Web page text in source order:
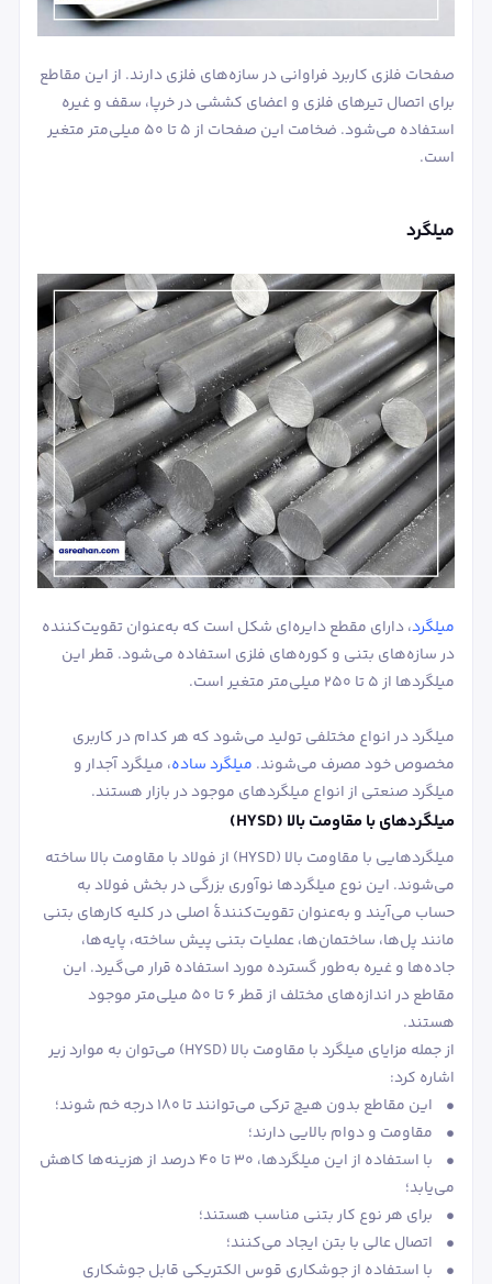
صفحات فلزی کاربرد فراوانی در سازه‌های فلزی دارند. از این مقاطع
برای اتصال تیرهای فلزی و اعضای کششی در خرپا، سقف و غیره
استفاده می‌شود. ضخامت این صفحات از 5 تا 50 میلی‌متر متغیر
است.
میلگرد
میلگرد، دارای مقطع دایره‌ای شکل است که به‌عنوان تقویت‌کننده
در سازه‌های بتنی و کوره‌های فلزی استفاده می‌شود. قطر این
میلگردها از 5 تا 250 میلی‌متر متغیر است.
میلگرد در انواع مختلفی تولید می‌شود که هر کدام در کاربری
مخصوص خود مصرف می‌شوند. میلگرد ساده، میلگرد آجدار و
میلگرد صنعتی از انواع میلگردهای موجود در بازار هستند.
میلگردهای با مقاومت بالا (HYSD)
میلگردهایی با مقاومت بالا (HYSD) از فولاد با مقاومت بالا ساخته
می‌شوند. این نوع میلگردها نوآوری بزرگی در بخش فولاد به
حساب می‌آیند و به‌عنوان تقویت‌کنندۀ اصلی در کلیه کارهای بتنی
مانند پل‌ها، ساختمان‌ها، عملیات بتنی پیش ساخته، پایه‌ها،
جاده‌ها و غیره به‌طور گسترده مورد استفاده قرار می‌گیرد. این
مقاطع در اندازه‌های مختلف از قطر 6 تا 50 میلی‌متر موجود
هستند.
از جمله مزایای میلگرد با مقاومت بالا (HYSD) می‌توان به موارد زیر
اشاره کرد:
• این مقاطع بدون هیچ ترکی می‌توانند تا 180 درجه خم شوند؛
• مقاومت و دوام بالایی دارند؛
• با استفاده از این میلگردها، 30 تا 40 درصد از هزینه‌ها کاهش
می‌یابد؛
• برای هر نوع کار بتنی مناسب هستند؛
• اتصال عالی با بتن ایجاد می‌کنند؛
• با استفاده از جوشکاری قوس الکتریکی قابل جوشکاری